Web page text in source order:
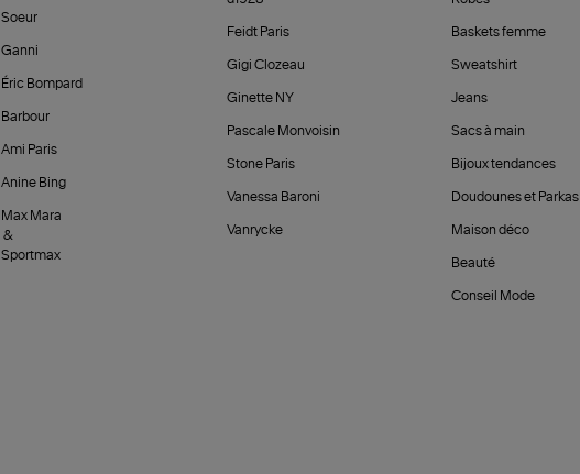
Soeur
Ganni
Éric Bompard
Barbour
Ami Paris
Anine Bing
Max Mara
&
Sportmax
Feidt Paris
Gigi Clozeau
Ginette NY
Pascale Monvoisin
Stone Paris
Vanessa Baroni
Vanrycke
Baskets femme
Sweatshirt
Jeans
Sacs à main
Bijoux tendances
Doudounes et Parkas
Maison déco
Beauté
Conseil Mode